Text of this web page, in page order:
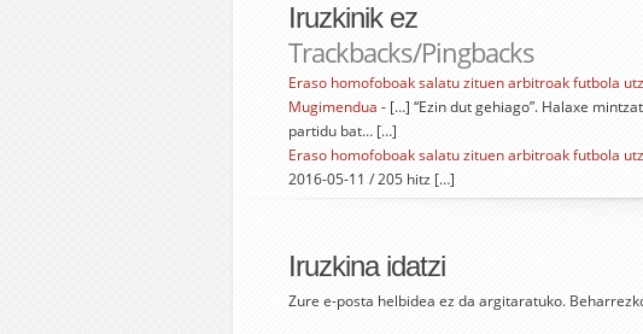
Iruzkinik ez
Trackbacks/Pingbacks
Eraso homofoboak salatu zituen arbitroak futbola
Mugimendua - […] “Ezin dut gehiago”. Halaxe
partidu bat… […]
Eraso homofoboak salatu zituen arbitroak futbola
2016-05-11 / 205 hitz […]
Iruzkina idatzi
Zure e-posta helbidea ez da argitaratuko.